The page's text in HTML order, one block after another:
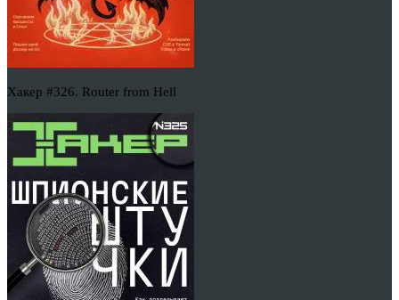
Хакер #326. Router from Hell